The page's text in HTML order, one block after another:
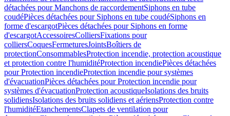
détachées pour Manchons de raccordementSiphons en tube
coudéPièces détachées pour Siphons en tube coudéSiphons en
forme d'escargotPièces détachées pour Siphons en forme
d'escargotAccessoiresColliersFixations pour
colliersCoquesFermeturesJointsBoîtiers de
protectionConsommablesProtection incendie, protection acoustique
et protection contre l'humiditéProtection incendiePièces détachées
pour Protection incendieProtection incendie pour systèmes
d'évacuationPièces détachées pour Protection incendie pour
systèmes d'évacuationProtection acoustiqueIsolations des bruits
solidiensIsolations des bruits solidiens et aériensProtection contre
l'humiditéEtanchementsClapets de ventilation pour